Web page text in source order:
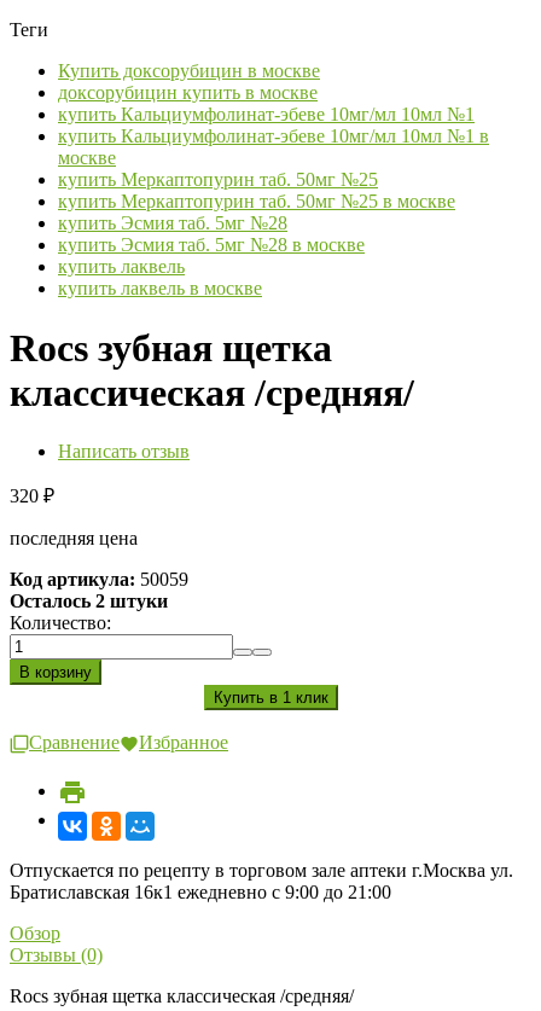
Теги
Купить доксорубицин в москве
доксорубицин купить в москве
купить Кальциумфолинат-эбеве 10мг/мл 10мл №1
купить Кальциумфолинат-эбеве 10мг/мл 10мл №1 в
москве
купить Меркаптопурин таб. 50мг №25
купить Меркаптопурин таб. 50мг №25 в москве
купить Эсмия таб. 5мг №28
купить Эсмия таб. 5мг №28 в москве
купить лаквель
купить лаквель в москве
Rocs зубная щетка
классическая /средняя/
Написать отзыв
320 ₽
последняя цена
Код артикула: 50059
Осталось 2 штуки
Количество:
Сравнение Избранное
Отпускается по рецепту в торговом зале аптеки г.Москва ул.
Братиславская 16к1 ежедневно с 9:00 до 21:00
Обзор
Отзывы (0)
Rocs зубная щетка классическая /средняя/